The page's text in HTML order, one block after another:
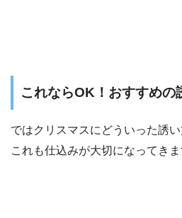
これならOK！おすすめの
ではクリスマスにどういった誘い
これも仕込みが大切になってきま